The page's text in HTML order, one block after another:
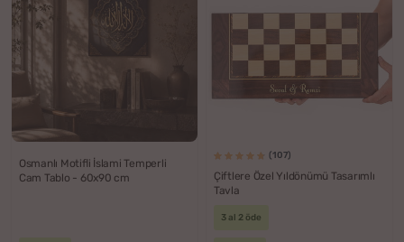
Osmanlı Motifli İslami Temperli
Cam Tablo - 60x90 cm
(107)
Çiftlere Özel Yıldönümü Tasarımlı
Tavla
3 al 2 öde